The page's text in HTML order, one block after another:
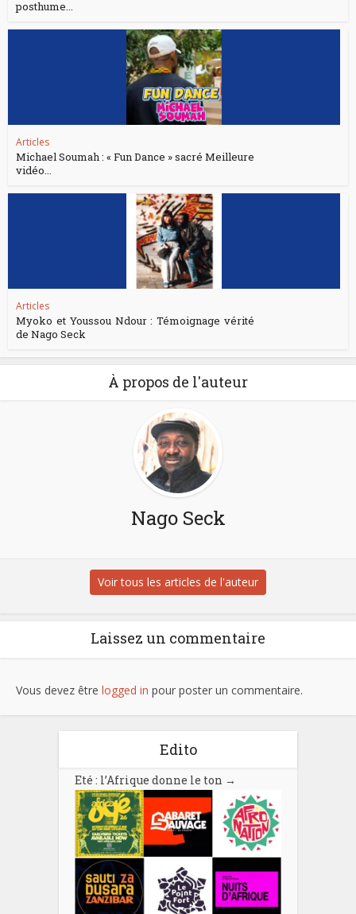
posthume...
Articles
Michael Soumah : « Fun Dance » sacré Meilleure
vidéo...
Articles
Myoko et Youssou Ndour : Témoignage vérité
de Nago Seck
À propos de l'auteur
Nago Seck
Voir tous les articles de l'auteur
Laissez un commentaire
Vous devez être logged in pour poster un commentaire.
Edito
Eté : l’Afrique donne le ton →